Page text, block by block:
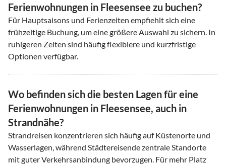
Ferienwohnungen in Fleesensee zu buchen?
Für Hauptsaisons und Ferienzeiten empfiehlt sich eine
frühzeitige Buchung, um eine größere Auswahl zu sichern. In
ruhigeren Zeiten sind häufig flexiblere und kurzfristige
Optionen verfügbar.
Wo befinden sich die besten Lagen für eine
Ferienwohnungen in Fleesensee, auch in
Strandnähe?
Strandreisen konzentrieren sich häufig auf Küstenorte und
Wasserlagen, während Städtereisende zentrale Standorte
mit guter Verkehrsanbindung bevorzugen. Für mehr Platz